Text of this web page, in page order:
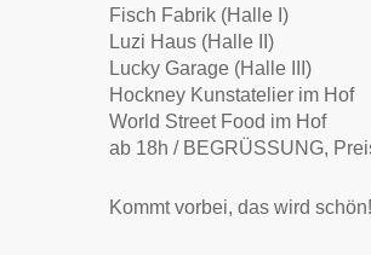
Fisch Fabrik (Halle I)
Luzi Haus (Halle II)
Lucky Garage (Halle III)
Hockney Kunstatelier im Hof
World Street Food im Hof
ab 18h / BEGRÜSSUNG,
Kommt vorbei, das wird schön!